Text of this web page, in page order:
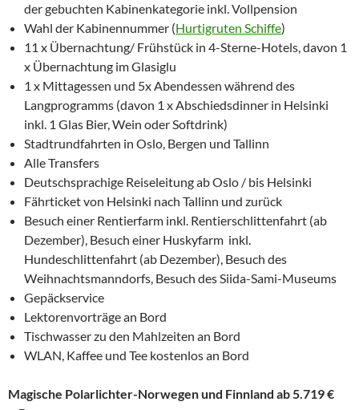
der gebuchten Kabinenkategorie inkl. Vollpension
Wahl der Kabinennummer (Hurtigruten Schiffe)
11 x Übernachtung/ Frühstück in 4-Sterne-Hotels, davon 1
x Übernachtung im Glasiglu
1 x Mittagessen und 5x Abendessen während des
Langprogramms (davon 1 x Abschiedsdinner in Helsinki
inkl. 1 Glas Bier, Wein oder Softdrink)
Stadtrundfahrten in Oslo, Bergen und Tallinn
Alle Transfers
Deutschsprachige Reiseleitung ab Oslo / bis Helsinki
Fährticket von Helsinki nach Tallinn und zurück
Besuch einer Rentierfarm inkl. Rentierschlittenfahrt (ab
Dezember), Besuch einer Huskyfarm inkl.
Hundeschlittenfahrt (ab Dezember), Besuch des
Weihnachtsmanndorfs, Besuch des Siida-Sami-Museums
Gepäckservice
Lektorenvorträge an Bord
Tischwasser zu den Mahlzeiten an Bord
WLAN, Kaffee und Tee kostenlos an Bord
Magische Polarlichter-Norwegen und Finnland ab 5.719 €